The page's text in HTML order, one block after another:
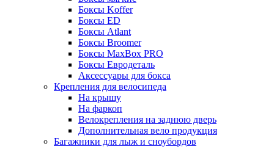
Боксы Koffer
Боксы ED
Боксы Atlant
Боксы Broomer
Боксы MaxBox PRO
Боксы Евродеталь
Аксессуары для бокса
Крепления для велосипеда
На крышу
На фаркоп
Велокрепления на заднюю дверь
Дополнительная вело продукция
Багажники для лыж и сноубордов